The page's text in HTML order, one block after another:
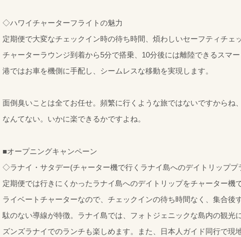
◇ハワイチャーターフライトの魅力
定期便で大変なチェックイン時の待ち時間、煩わしいセーフティチェ
チャーターラウンジ到着から5分で搭乗、10分後には離陸できるスマ
港ではお車を機側に手配し、シームレスな移動を実現します。
面倒臭いことは全てお任せ。頻繁に行くような旅ではないですからね
なんてない。いかに楽できるかですよね。
■オープニングキャンペーン
◇ラナイ・サタデー(チャーター機で行くラナイ島へのデイトリッププ
定期便では行きにくかったラナイ島へのデイトリップをチャーター機
ライベートチャーターなので、チェックインの待ち時間なく、集合後
駄のない導線が特徴。ラナイ島では、フォトジェニックな島内の観光
ズンズラナイでのランチも楽しめます。また、日本人ガイド同行で現